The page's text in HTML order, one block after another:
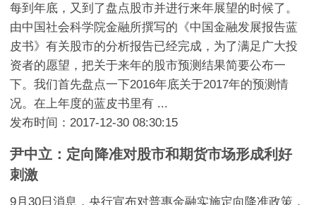
每到年底，又到了盘点股市并进行来年展望的时候了。
由中国社会科学院金融所撰写的《中国金融发展报告蓝
皮书》有关股市的分析报告已经完成，为了满足广大投
资者的愿望，把关于来年的股市预测结果简要公布一
下。我们首先盘点一下2016年底关于2017年的预测情
况。在上年度的蓝皮书里有 ...
发布时间：2017-12-30 08:30:15
尹中立：定向降准对股市和期货市场形成利好
刺激
9月30日消息，央行宣布对普惠金融实施定向降准政策，